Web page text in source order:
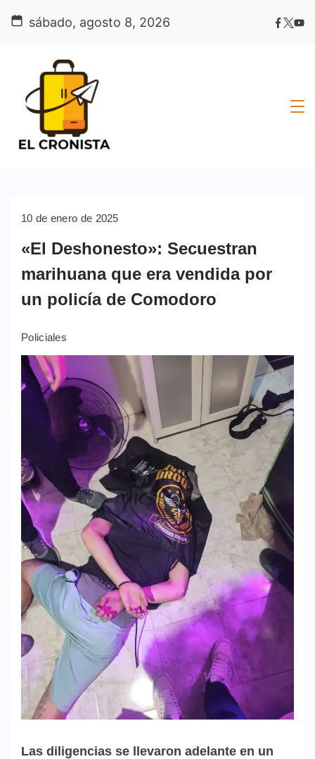
sábado, agosto 8, 2026
10 de enero de 2025
«El Deshonesto»: Secuestran
marihuana que era vendida por
un policía de Comodoro
Policiales
Las diligencias se llevaron adelante en un